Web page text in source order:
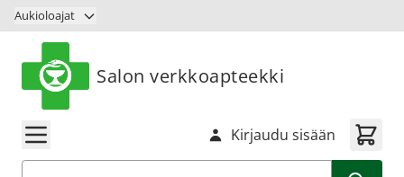
Siirry sisältöön
Aukioloajat
Salon verkkoapteekki
Kirjaudu sisään